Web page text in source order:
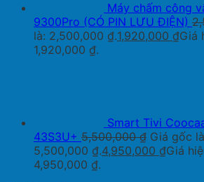
Máy chấm công
9300Pro (CÓ PIN LƯU ĐIỆN)
là: 2,500,000 ₫.1,920,000 ₫Giá
1,920,000 ₫.
Smart Tivi
43S3U+ 5,500,000₫ Giá gốc
5,500,000 ₫.4,950,000 ₫Giá
4,950,000 ₫.